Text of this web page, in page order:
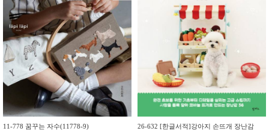
11-778 꿈꾸는 자수(11778-9) 26-632 [한글서적]강아지 손뜨개 장난감